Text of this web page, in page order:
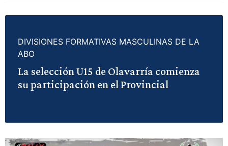
DIVISIONES FORMATIVAS MASCULINAS DE LA
ABO
La selección U15 de Olavarría comienza
su participación en el Provincial